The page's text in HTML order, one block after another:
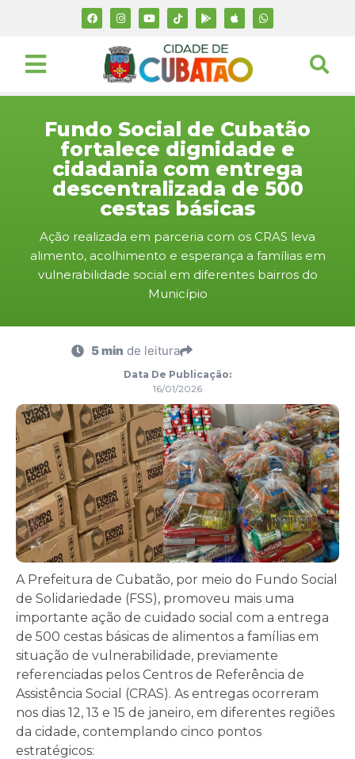
Fundo Social de Cubatão
fortalece dignidade e
cidadania com entrega
descentralizada de 500
cestas básicas
Ação realizada em parceria com os CRAS leva
alimento, acolhimento e esperança a famílias em
vulnerabilidade social em diferentes bairros do
Município
5 min de leitura
Data De Publicação:
16/01/2026
A Prefeitura de Cubatão, por meio do Fundo Social
de Solidariedade (FSS), promoveu mais uma
importante ação de cuidado social com a entrega
de 500 cestas básicas de alimentos a famílias em
situação de vulnerabilidade, previamente
referenciadas pelos Centros de Referência de
Assistência Social (CRAS). As entregas ocorreram
nos dias 12, 13 e 15 de janeiro, em diferentes regiões
da cidade, contemplando cinco pontos
estratégicos: